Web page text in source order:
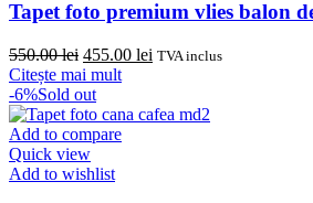
Tapet foto premium vlies balon
550.00lei Prețul
inițial
a
fost:
550.00 lei.
455.00 lei Prețul
455.00 lei.
TVA inclus
Citește mai mult
-6%Sold out
Add to compare
Quick view
Add to wishlist